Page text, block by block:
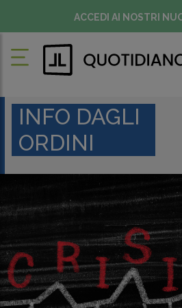
ACCEDI AI NOSTRI
INFO DAGLI
ORDINI